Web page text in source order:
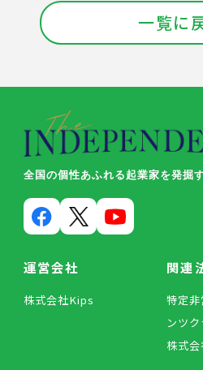
一覧に
全国の個性あふれる起業家を発掘
運営会社
株式会社Kips
関連
特定
ンツ
株式